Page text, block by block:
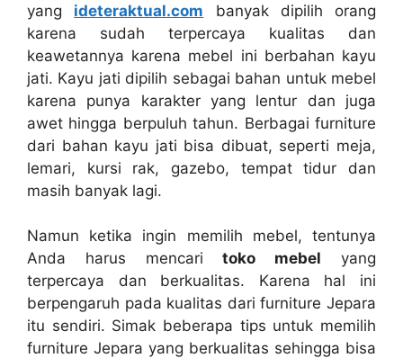
yang ideteraktual.com banyak dipilih orang
karena sudah terpercaya kualitas dan
keawetannya karena mebel ini berbahan kayu
jati. Kayu jati dipilih sebagai bahan untuk mebel
karena punya karakter yang lentur dan juga
awet hingga berpuluh tahun. Berbagai furniture
dari bahan kayu jati bisa dibuat, seperti meja,
lemari, kursi rak, gazebo, tempat tidur dan
masih banyak lagi.
Namun ketika ingin memilih mebel, tentunya
Anda harus mencaritoko mebel yang
terpercaya dan berkualitas. Karena hal ini
berpengaruh pada kualitas dari furniture Jepara
itu sendiri. Simak beberapa tips untuk memilih
furniture Jepara yang berkualitas sehingga bisa